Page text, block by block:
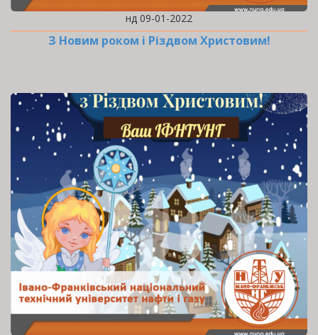
нд 09-01-2022
З Новим роком і Різдвом Христовим!